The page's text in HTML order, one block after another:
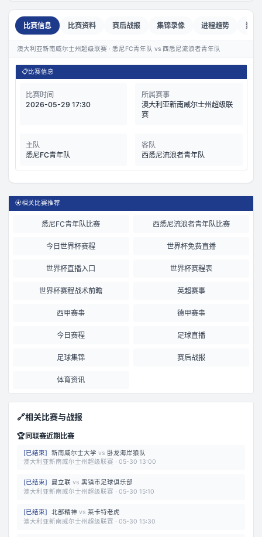
比赛信息 比赛资料 赛后战报 集锦录像 进程趋势 数据
澳大利亚新南威尔士州超级联赛 · 悉尼FC青年队 vs 西悉尼流浪者青年队
📋比赛信息
比赛时间
2026-05-29 17:30
所属赛事
澳大利亚新南威尔士州超级联
赛
主队
悉尼FC青年队
客队
西悉尼流浪者青年队
⚽相关比赛推荐
悉尼FC青年队比赛 西悉尼流浪者青年队比赛
今日世界杯赛程 世界杯免费直播
世界杯直播入口 世界杯赛程表
世界杯赛程战术前瞻 英超赛事
西甲赛事 德甲赛事
今日赛程 足球直播
足球集锦 赛后战报
体育资讯
🔗相关比赛与战报
🏆同联赛近期比赛
[已结束] 新南威尔士大学 vs 卧龙海岸狼队
澳大利亚新南威尔士州超级联赛 · 05-30 13:00
[已结束] 曼立联 vs 黑镇市足球俱乐部
澳大利亚新南威尔士州超级联赛 · 05-30 15:10
[已结束] 北部精神 vs 莱卡特老虎
澳大利亚新南威尔士州超级联赛 · 05-30 15:30